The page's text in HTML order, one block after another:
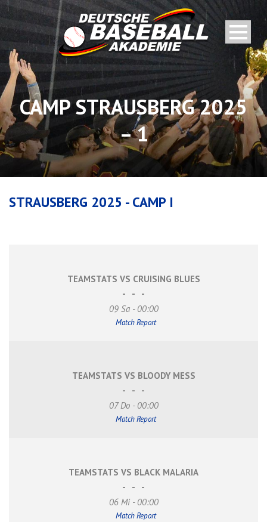
CAMP STRAUSBERG 2025
– 1
STRAUSBERG 2025 - CAMP I
TEAMSTATS VS CRUISING BLUES
-
-
-
09 Sa - 00:00
Match Report
TEAMSTATS VS BLOODY MESS
-
-
-
07 Do - 00:00
Match Report
TEAMSTATS VS BLACK MALARIA
-
-
-
06 Mi - 00:00
Match Report